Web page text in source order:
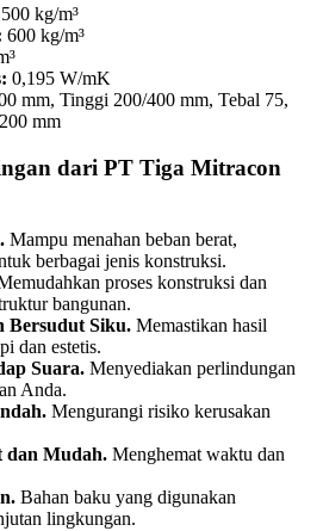
500 kg/m³
600 kg/m³
0,195 W/mK
mm, Tinggi 200/400 mm, Tebal 75,
mm
dari PT Tiga Mitracon
Mampu menahan beban berat,
berbagai jenis konstruksi.
proses konstruksi dan
bangunan.
Bersudut Siku. Memastikan hasil
dan estetis.
Suara. Menyediakan perlindungan
Anda.
Mengurangi risiko kerusakan
dan Mudah. Menghemat waktu dan
Bahan baku yang digunakan
lingkungan.